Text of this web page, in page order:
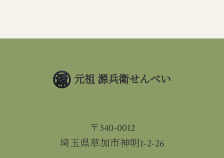
元祖 源兵衛せんべい
〒340-0012
埼玉県草加市神明1-2-26